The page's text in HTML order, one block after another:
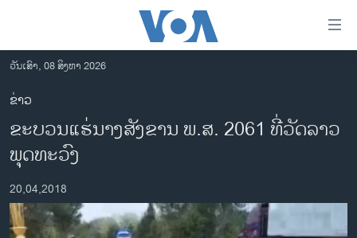
ເຂົ້າ
ຫາ
ຂ້າມ
ຂ້າມ
ຂ້າມ
ໄປ
ຫາ
ຊອກ
ຄົ້ນ
ອາເມຣິກາ
ການເລືອກຕັ້ງ ປະທານາທີບໍດີ ສະຫະລັດ 2024
ຂ່າວ​ຈີນ
ໂລກ
ວັນເສົາ, 08 ສິງຫາ 2026
ຂ່າວ
ຂະບວນແຮ່ນາງສັງຂານ ພ.ສ. 2061 ທີ່ວັດລາວ
ພຸດທະວົງ
20,04,2018